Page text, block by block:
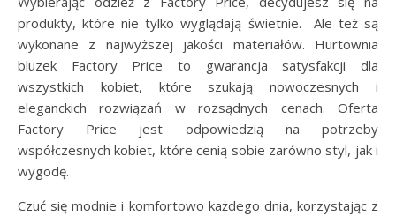
produkty, które nie tylko wyglądają świetnie. Ale też są
wykonane z najwyższej jakości materiałów. Hurtownia
bluzek Factory Price to gwarancja satysfakcji dla
wszystkich kobiet, które szukają nowoczesnych i
eleganckich rozwiązań w rozsądnych cenach. Oferta
Factory Price jest odpowiedzią na potrzeby
współczesnych kobiet, które cenią sobie zarówno styl, jak i
wygodę.
Czuć się modnie i komfortowo każdego dnia, korzystając z